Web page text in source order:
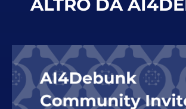
ALTRO DA